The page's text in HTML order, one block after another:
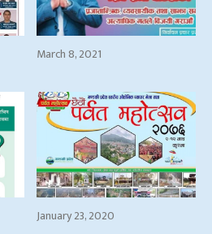
March 8, 2021
January 23, 2020